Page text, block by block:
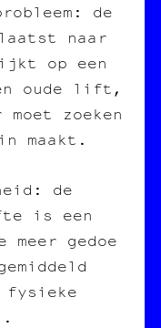
de
naar
op een
oude lift,
zoeken
maakt.
de
is een
gedoe